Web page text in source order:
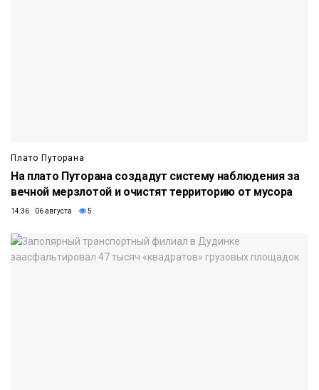
Плато Путорана
На плато Путорана создадут систему наблюдения за
вечной мерзлотой и очистят территорию от мусора
14:36 06 августа 5